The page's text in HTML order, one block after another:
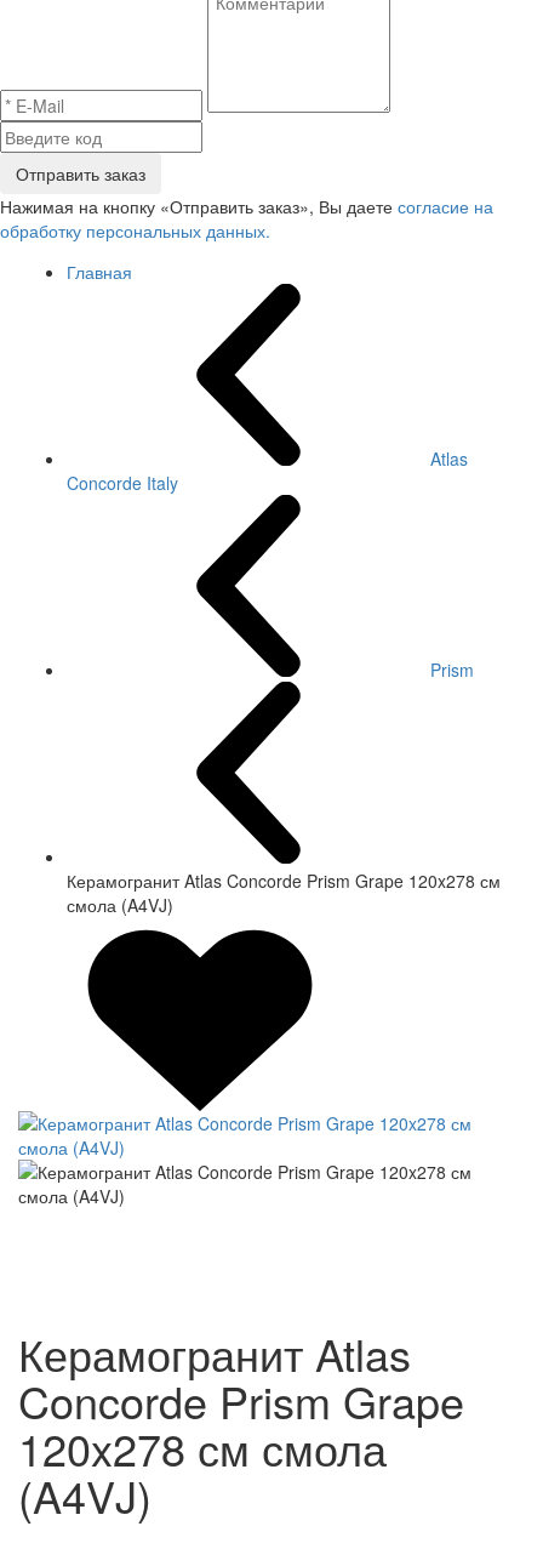
Отправить заказ
Нажимая на кнопку «Отправить заказ», Вы даете согласие на
обработку персональных данных.
Главная
Atlas
Concorde Italy
Prism
Керамогранит Atlas Concorde Prism Grape 120x278 см
смола (A4VJ)
Керамогранит Atlas
Concorde Prism Grape
120x278 см смола
(A4VJ)